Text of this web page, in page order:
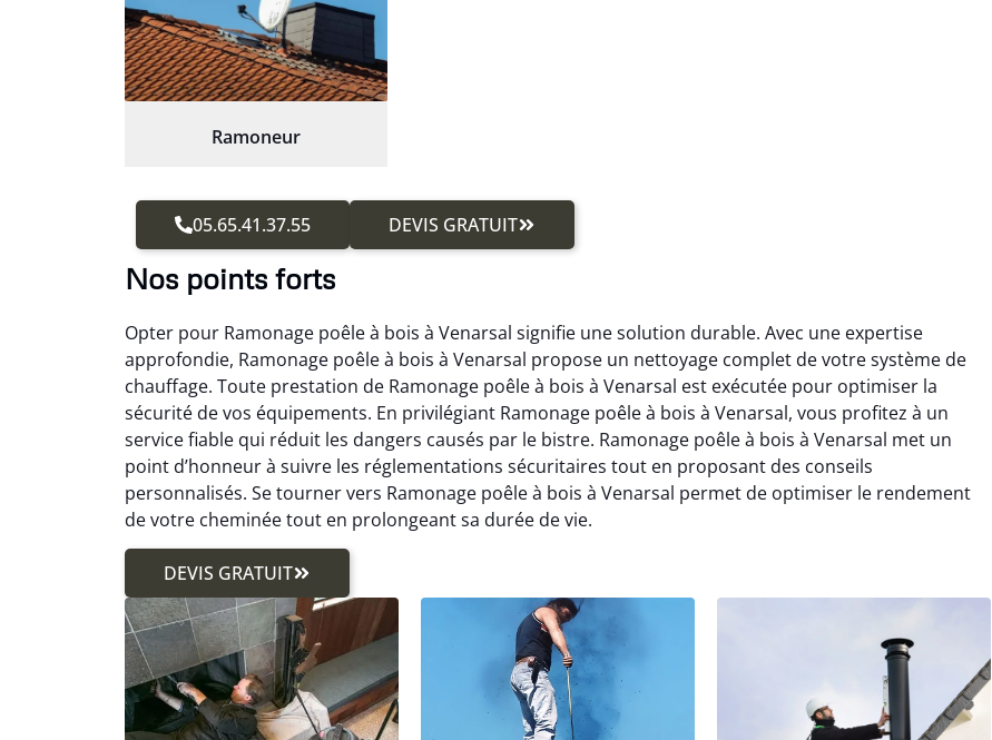
Ramoneur
05.65.41.37.55 DEVIS GRATUIT
Nos points forts
Opter pour Ramonage poêle à bois à Venarsal signifie une solution durable. Avec une expertise
approfondie, Ramonage poêle à bois à Venarsal propose un nettoyage complet de votre système de
chauffage. Toute prestation de Ramonage poêle à bois à Venarsal est exécutée pour optimiser la
sécurité de vos équipements. En privilégiant Ramonage poêle à bois à Venarsal, vous profitez à un
service fiable qui réduit les dangers causés par le bistre. Ramonage poêle à bois à Venarsal met un
point d’honneur à suivre les réglementations sécuritaires tout en proposant des conseils
personnalisés. Se tourner vers Ramonage poêle à bois à Venarsal permet de optimiser le rendement
de votre cheminée tout en prolongeant sa durée de vie.
DEVIS GRATUIT